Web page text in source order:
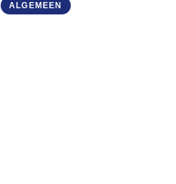
ALGEMEEN